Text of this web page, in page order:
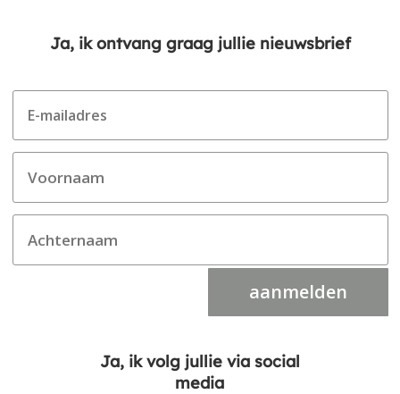
Ja, ik ontvang graag jullie nieuwsbrief
aanmelden
Ja, ik volg jullie via social
media